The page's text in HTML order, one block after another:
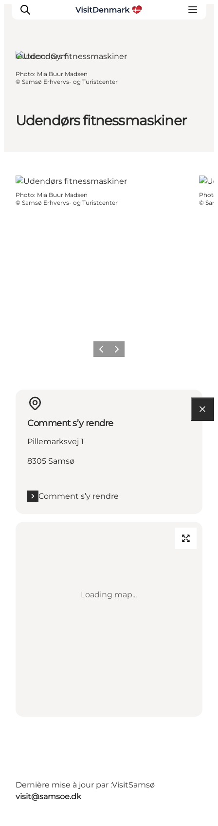
Inspirations
Hébergements
Udendørs fitnessmaskiner
Outdoor Gym
Photo: Mia Buur Madsen
© Samsø Erhvervs- og Turistcenter
Photo: Mia Buur Madsen
© Samsø Erhvervs- og Turistcenter
Photo
©
PrécédentSuivant
Comment s’y rendre
Pillemarksvej 1
8305 Samsø
Comment s’y rendre
Loading map...
Dernière mise à jour par :VisitSamsø
visit@samsoe.dk